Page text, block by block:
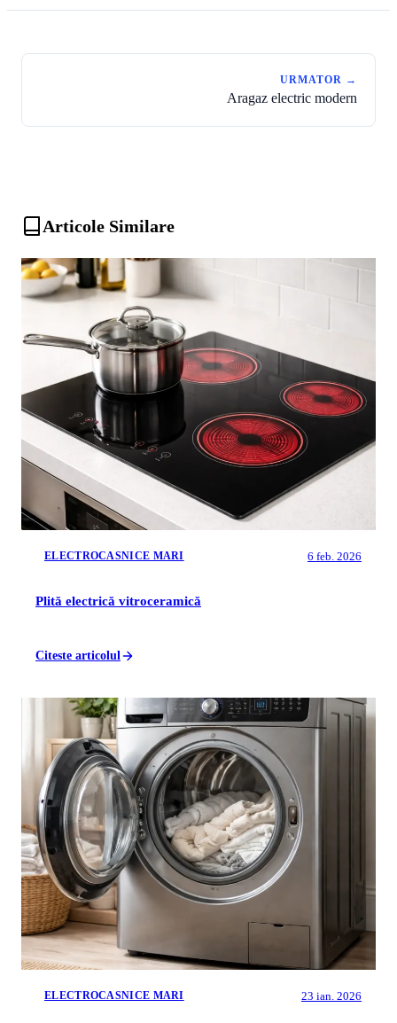
URMATOR →
Aragaz electric modern
Articole Similare
ELECTROCASNICE MARI 6 feb. 2026
Plită electrică vitroceramică
Citeste articolul
ELECTROCASNICE MARI 23 ian. 2026